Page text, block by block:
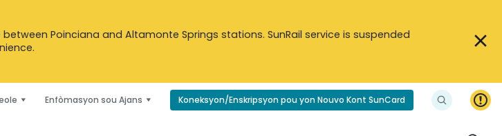
between Poinciana and Altamonte Springs stations. SunRail service is suspended
Enfòmasyon sou Ajans Koneksyon/Enskripsyon pou yon Nouvo Kont SunCard